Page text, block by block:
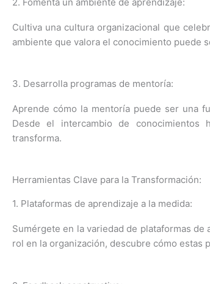
Cultiva una cultura organizacional que
ambiente que valora el conocimiento puede
3. Desarrolla programas de mentoría:
Aprende cómo la mentoría puede ser una
Desde el intercambio de conocimientos
transforma.
Herramientas Clave para la Transformación:
1. Plataformas de aprendizaje a la medida:
Sumérgete en la variedad de plataformas de
rol en la organización, descubre cómo estas